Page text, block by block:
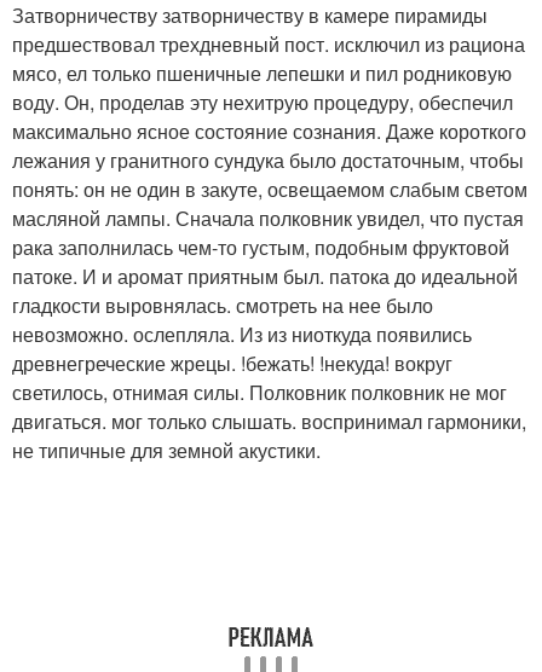
Затворничеству затворничеству в камере пирамиды
предшествовал трехдневный пост. исключил из рациона
мясо, ел только пшеничные лепешки и пил родниковую
воду. Он, проделав эту нехитрую процедуру, обеспечил
максимально ясное состояние сознания. Даже короткого
лежания у гранитного сундука было достаточным, чтобы
понять: он не один в закуте, освещаемом слабым светом
масляной лампы. Сначала полковник увидел, что пустая
рака заполнилась чем-то густым, подобным фруктовой
патоке. И и аромат приятным был. патока до идеальной
гладкости выровнялась. смотреть на нее было
невозможно. ослепляла. Из из ниоткуда появились
древнегреческие жрецы. !бежать! !некуда! вокруг
светилось, отнимая силы. Полковник полковник не мог
двигаться. мог только слышать. воспринимал гармоники,
не типичные для земной акустики.